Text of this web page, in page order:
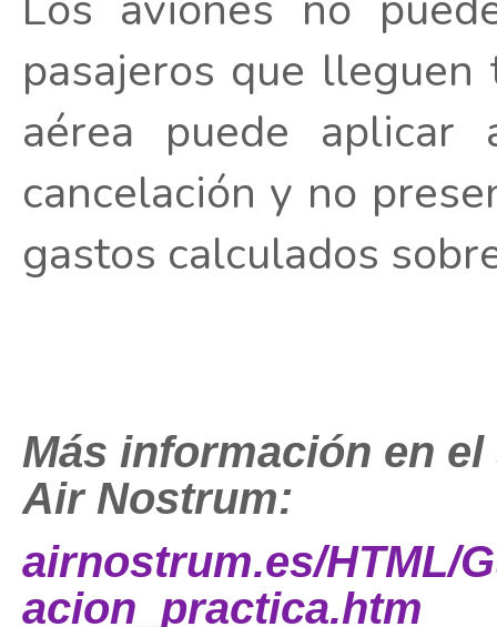
pasajeros que
aérea puede
cancelación y no
gastos calculados
Más información en
Air Nostrum:
airnostrum.es/HTML/
acion_practica.htm